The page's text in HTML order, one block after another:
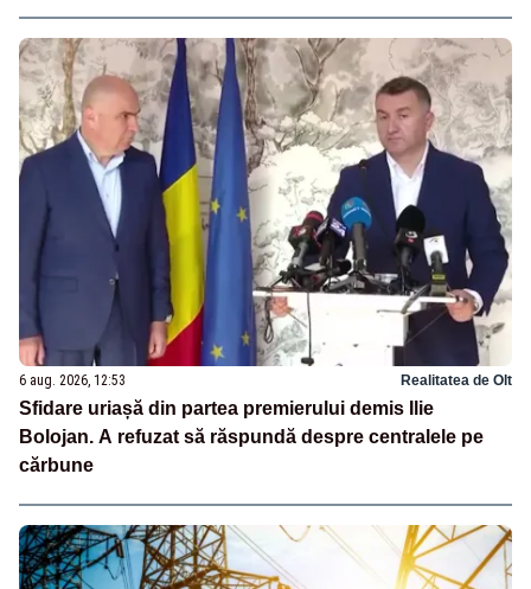
6 aug. 2026, 12:53 Realitatea de Olt
Sfidare uriașă din partea premierului demis Ilie
Bolojan. A refuzat să răspundă despre centralele pe
cărbune